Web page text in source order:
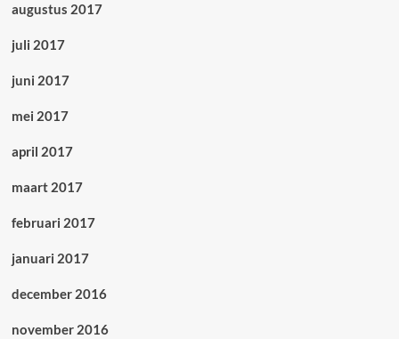
augustus 2017
juli 2017
juni 2017
mei 2017
april 2017
maart 2017
februari 2017
januari 2017
december 2016
november 2016